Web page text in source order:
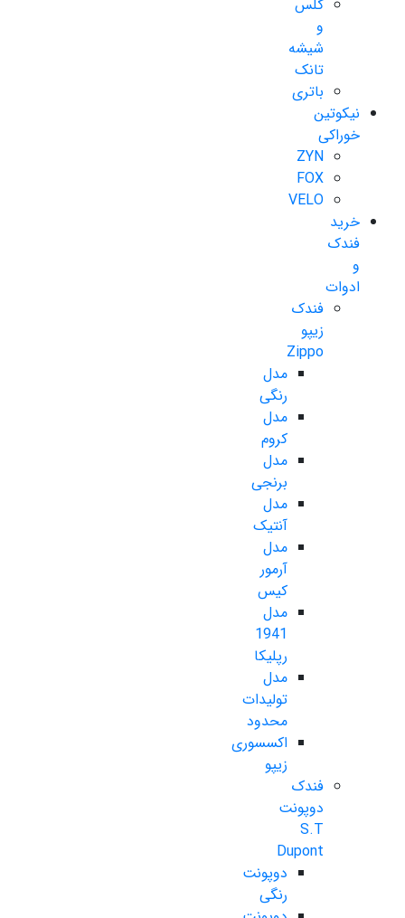
گلس
و
شیشه
تانک
باتری
نیکوتین
خوراکی
ZYN
FOX
VELO
خرید
فندک
و
ادوات
فندک
زیپو
Zippo
مدل
رنگی
مدل
کروم
مدل
برنجی
مدل
آنتیک
مدل
آرمور
کیس
مدل
1941
رپلیکا
مدل
تولیدات
محدود
اکسسوری
زیپو
فندک
دوپونت
S.T
Dupont
دوپونت
رنگی